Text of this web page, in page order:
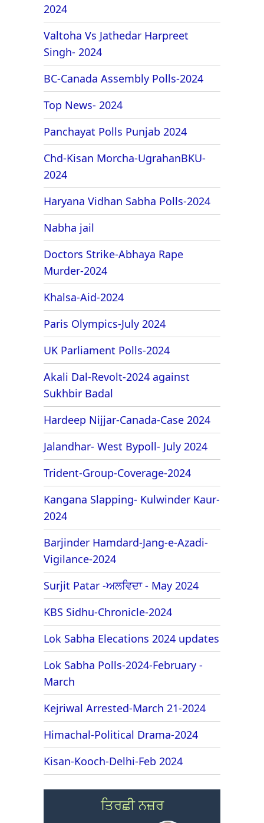
2024
Valtoha Vs Jathedar Harpreet
Singh- 2024
BC-Canada Assembly Polls-2024
Top News- 2024
Panchayat Polls Punjab 2024
Chd-Kisan Morcha-UgrahanBKU-
2024
Haryana Vidhan Sabha Polls-2024
Nabha jail
Doctors Strike-Abhaya Rape
Murder-2024
Khalsa-Aid-2024
Paris Olympics-July 2024
UK Parliament Polls-2024
Akali Dal-Revolt-2024 against
Sukhbir Badal
Hardeep Nijjar-Canada-Case 2024
Jalandhar- West Bypoll- July 2024
Trident-Group-Coverage-2024
Kangana Slapping- Kulwinder Kaur-
2024
Barjinder Hamdard-Jang-e-Azadi-
Vigilance-2024
Surjit Patar -ਅਲਵਿਦਾ - May 2024
KBS Sidhu-Chronicle-2024
Lok Sabha Elecations 2024 updates
Lok Sabha Polls-2024-February -
March
Kejriwal Arrested-March 21-2024
Himachal-Political Drama-2024
Kisan-Kooch-Delhi-Feb 2024
ਤਿਰਛੀ ਨਜ਼ਰ